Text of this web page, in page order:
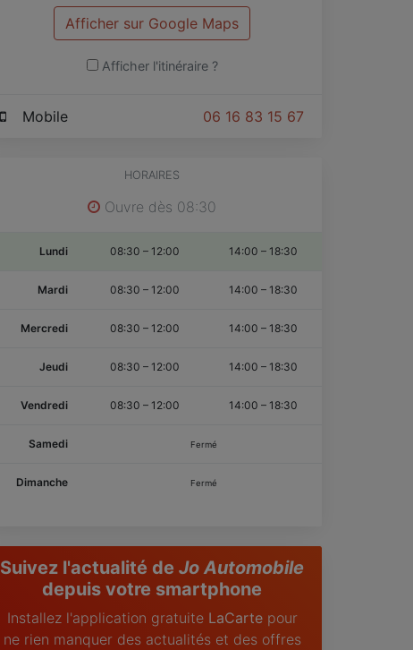
Afficher sur Google Maps
Afficher l'itinéraire ?
06 16 83 15 67
Mobile
HORAIRES
Ouvre dès 08:30
Lundi 08:30 – 12:00 14:00 – 18:30
Mardi 08:30 – 12:00 14:00 – 18:30
Mercredi 08:30 – 12:00 14:00 – 18:30
Jeudi 08:30 – 12:00 14:00 – 18:30
Vendredi 08:30 – 12:00 14:00 – 18:30
Samedi Fermé
Dimanche Fermé
Suivez l'actualité de Jo Automobile
depuis votre smartphone
Installez l'application gratuite LaCartepour
ne rien manquer des actualités et des offres